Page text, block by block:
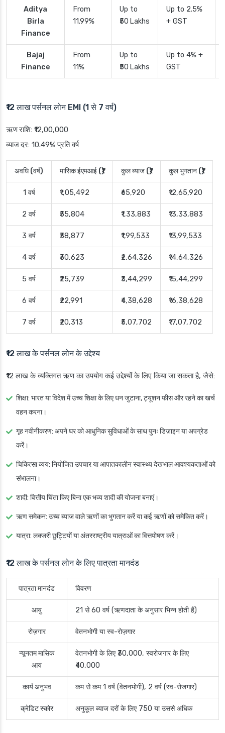
Aditya
Birla
Finance
From
11.99%
Up to
₹50 Lakhs
Up to 2.5%
+ GST
Bajaj
Finance
From
11%
Up to
₹50 Lakhs
Up to 4% +
GST
₹12 लाख पर्सनल लोन EMI (1 से 7 वर्ष)
ऋण राशि: ₹12,00,000
ब्याज दर: 10.49% प्रति वर्ष
अवधि (वर्ष) मासिक ईएमआई (₹) कुल ब्याज (₹) कुल भुगतान (₹)
1 वर्ष ₹1,05,492 ₹65,920 ₹12,65,920
2 वर्ष ₹55,804 ₹1,33,883 ₹13,33,883
3 वर्ष ₹38,877 ₹1,99,533 ₹13,99,533
4 वर्ष ₹30,623 ₹2,64,326 ₹14,64,326
5 वर्ष ₹25,739 ₹3,44,299 ₹15,44,299
6 वर्ष ₹22,991 ₹4,38,628 ₹16,38,628
7 वर्ष ₹20,313 ₹5,07,702 ₹17,07,702
₹12 लाख के पर्सनल लोन के उद्देश्य
₹12 लाख के व्यक्तिगत ऋण का उपयोग कई उद्देश्यों के लिए किया जा सकता है, जैसे:
शिक्षा: भारत या विदेश में उच्च शिक्षा के लिए धन जुटाना, ट्यूशन फीस और रहने का खर्च
वहन करना।
गृह नवीनीकरण: अपने घर को आधुनिक सुविधाओं के साथ पुनः डिज़ाइन या अपग्रेड
करें।
चिकित्सा व्यय: नियोजित उपचार या आपातकालीन स्वास्थ्य देखभाल आवश्यकताओं को
संभालना।
शादी: वित्तीय चिंता किए बिना एक भव्य शादी की योजना बनाएं।
ऋण समेकन: उच्च ब्याज वाले ऋणों का भुगतान करें या कई ऋणों को समेकित करें।
यात्रा: लक्जरी छुट्टियों या अंतरराष्ट्रीय यात्राओं का वित्तपोषण करें।
₹12 लाख के पर्सनल लोन के लिए पात्रता मानदंड
पात्रता मानदंड विवरण
आयु 21 से 60 वर्ष (ऋणदाता के अनुसार भिन्न होती है)
रोज़गार वेतनभोगी या स्व-रोज़गार
न्यूनतम मासिक
आय
वेतनभोगी के लिए ₹30,000, स्वरोजगार के लिए
₹40,000
कार्य अनुभव कम से कम 1 वर्ष (वेतनभोगी), 2 वर्ष (स्व-रोजगार)
क्रेडिट स्कोर अनुकूल ब्याज दरों के लिए 750 या उससे अधिक